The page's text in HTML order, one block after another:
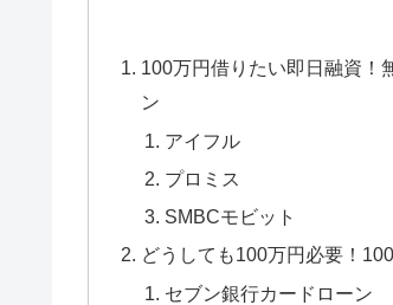
100万円借りたい即日融資！
ン
アイフル
プロミス
SMBCモビット
どうしても100万円必要！
セブン銀行カードローン